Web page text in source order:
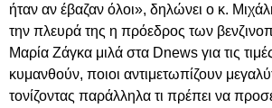
ήταν αν έβαζαν όλοι», δηλώνει ο κ.
την πλευρά της η πρόεδρος των
Μαρία Ζάγκα μιλά στα Dnews για τις
κυμανθούν, ποιοι αντιμετωπίζουν
τονίζοντας παράλληλα τι πρέπει να